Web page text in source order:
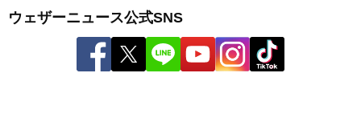
ウェザーニュース公式SNS